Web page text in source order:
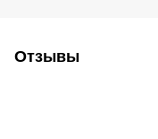
Отзывы